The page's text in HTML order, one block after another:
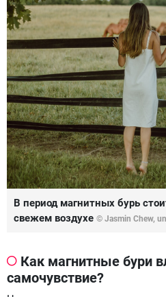
В период магнитных бурь
свежем воздухе © Jasmin Chew,
Как магнитные бури
самочувствие?